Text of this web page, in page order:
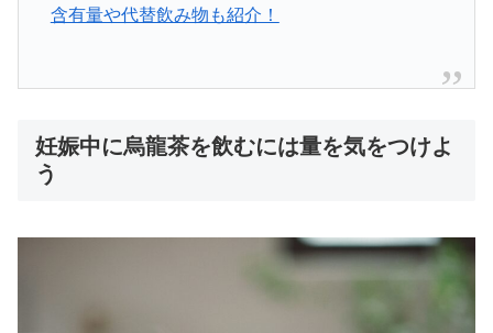
含有量や代替飲み物も紹介！
妊娠中に烏龍茶を飲むには量を気をつけよ
う